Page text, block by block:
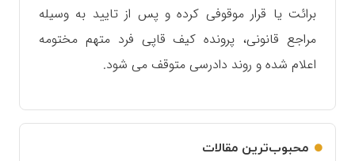
برائت یا قرار موقوفی کرده و پس از تایید به وسیله
مراجع قانونی، پرونده کیف قاپی فرد متهم مختومه
اعلام شده و روند دادرسی متوقف می شود.
محبوب‌ترین مقالات